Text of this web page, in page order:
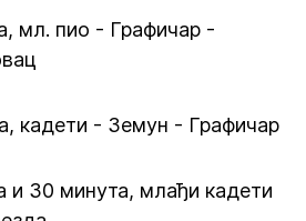
мл. пио - Графичар -
кадети - Земун - Графичар
и 30 минута, млађи кадети